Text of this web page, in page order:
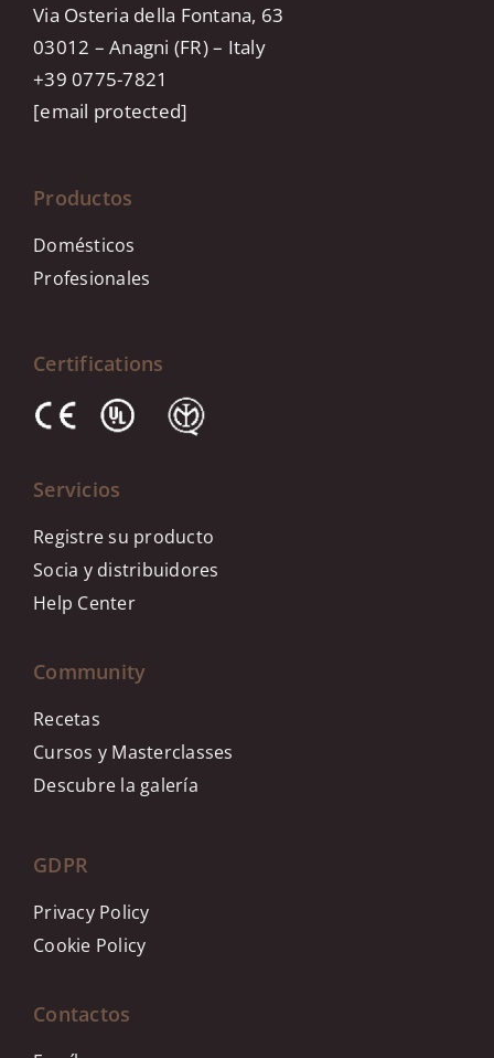
Via Osteria della Fontana, 63
03012 – Anagni (FR) – Italy
+39 0775-7821
[email protected]
Productos
Domésticos
Profesionales
Certifications
Servicios
Registre su producto
Socia y distribuidores
Help Center
Community
Recetas
Cursos y Masterclasses
Descubre la galería
GDPR
Privacy Policy
Cookie Policy
Contactos